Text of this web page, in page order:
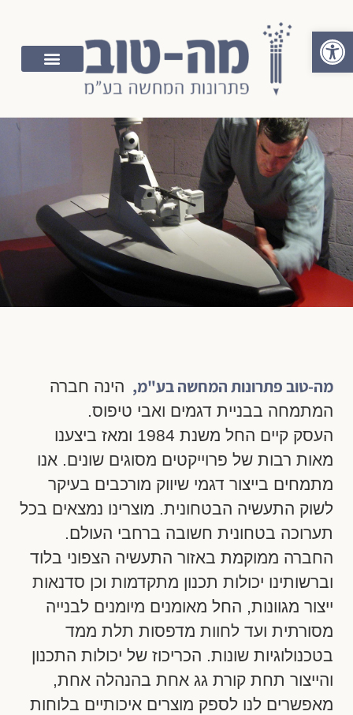
פתח סרגל נגישות
מה-טוב פתרונות המחשה בע"מ, הינה חברה
המתמחה בבניית דגמים ואבי טיפוס.
העסק קיים החל משנת 1984 ומאז ביצענו
מאות רבות של פרוייקטים מסוגים שונים. אנו
מתמחים בייצור דגמי שיווק מורכבים בעיקר
לשוק התעשיה הבטחונית. מוצרינו נמצאים בכל
תערוכה בטחונית חשובה ברחבי העולם.
החברה ממוקמת באזור התעשיה הצפוני בלוד
וברשותינו יכולות תכנון מתקדמות וכן סדנאות
ייצור מגוונות, החל מאומנים מיומנים לבנייה
מסורתית ועד לחוות מדפסות תלת ממד
בטכנולוגיות שונות. הכריכוז של יכולות התכנון
והייצור תחת קורת גג אחת בהנהלה אחת,
מאפשרים לנו לספק מוצרים איכותיים בלוחות